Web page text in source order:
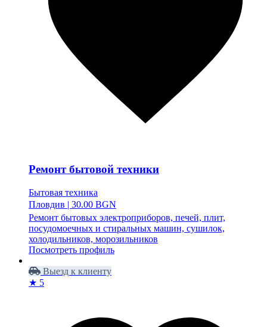
Ремонт бытовой техники
Бытовая техника
Пловдив | 30.00 BGN
Ремонт бытовых электроприборов, печей, плит,
посудомоечных и стиральных машин, сушилок,
холодильников, морозильников
Посмотреть профиль
Выезд к клиенту
★ 5